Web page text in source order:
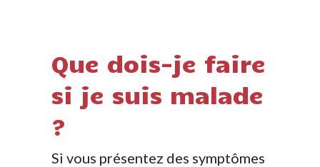
Que dois-je faire
si je suis malade
?
Si vous présentez des symptômes